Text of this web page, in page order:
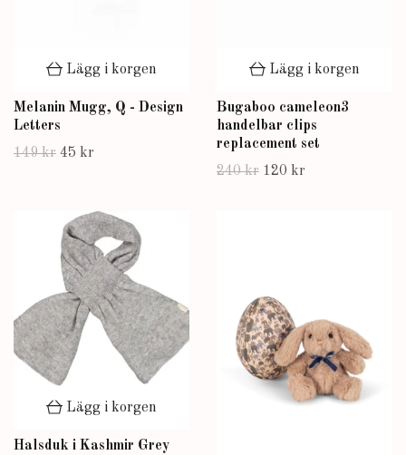
Lägg i korgen
Melanin Mugg, Q - Design
Letters
149 kr 45 kr
Lägg i korgen
Bugaboo cameleon3
handelbar clips
replacement set
240 kr 120 kr
Lägg i korgen
Halsduk i Kashmir Grey